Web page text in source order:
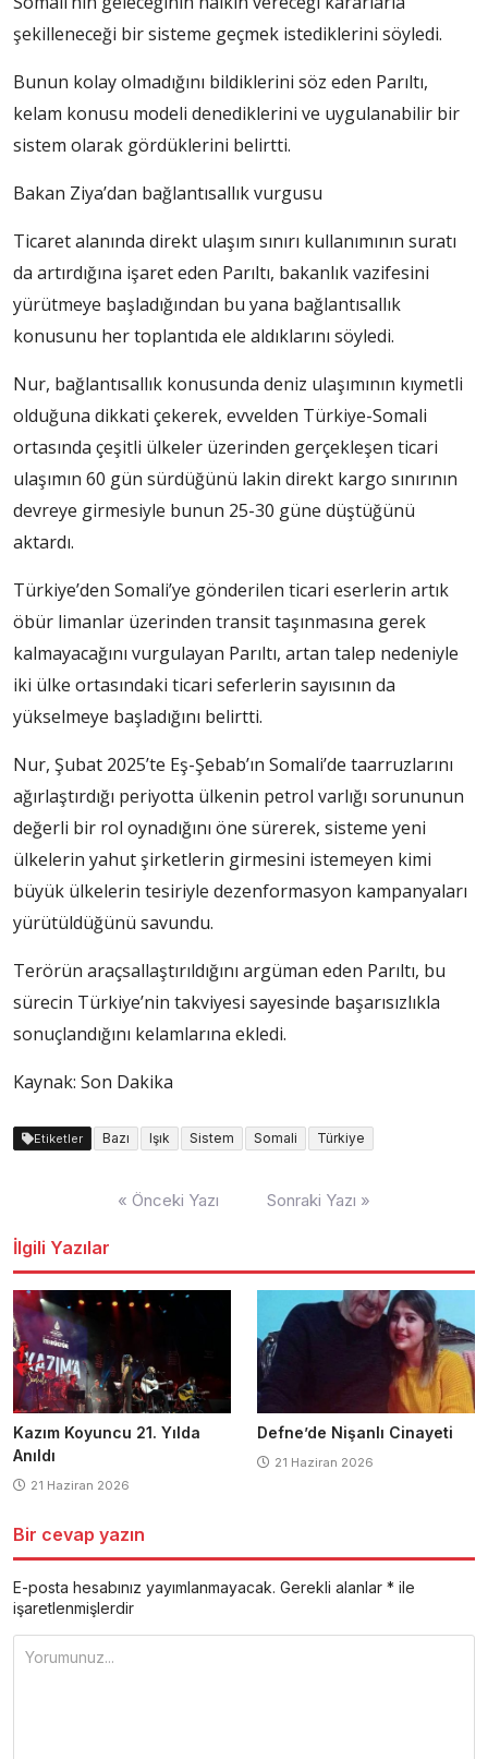
şekilleneceği bir sisteme geçmek istediklerini söyledi.
Bunun kolay olmadığını bildiklerini söz eden Parıltı,
kelam konusu modeli denediklerini ve uygulanabilir bir
sistem olarak gördüklerini belirtti.
Bakan Ziya’dan bağlantısallık vurgusu
Ticaret alanında direkt ulaşım sınırı kullanımının suratı
da artırdığına işaret eden Parıltı, bakanlık vazifesini
yürütmeye başladığından bu yana bağlantısallık
konusunu her toplantıda ele aldıklarını söyledi.
Nur, bağlantısallık konusunda deniz ulaşımının kıymetli
olduğuna dikkati çekerek, evvelden Türkiye-Somali
ortasında çeşitli ülkeler üzerinden gerçekleşen ticari
ulaşımın 60 gün sürdüğünü lakin direkt kargo sınırının
devreye girmesiyle bunun 25-30 güne düştüğünü
aktardı.
Türkiye’den Somali’ye gönderilen ticari eserlerin artık
öbür limanlar üzerinden transit taşınmasına gerek
kalmayacağını vurgulayan Parıltı, artan talep nedeniyle
iki ülke ortasındaki ticari seferlerin sayısının da
yükselmeye başladığını belirtti.
Nur, Şubat 2025’te Eş-Şebab’ın Somali’de taarruzlarını
ağırlaştırdığı periyotta ülkenin petrol varlığı sorununun
değerli bir rol oynadığını öne sürerek, sisteme yeni
ülkelerin yahut şirketlerin girmesini istemeyen kimi
büyük ülkelerin tesiriyle dezenformasyon kampanyaları
yürütüldüğünü savundu.
Terörün araçsallaştırıldığını argüman eden Parıltı, bu
sürecin Türkiye’nin takviyesi sayesinde başarısızlıkla
sonuçlandığını kelamlarına ekledi.
Kaynak: Son Dakika
Etiketler Bazı Işık Sistem Somali Türkiye
« Önceki Yazı Sonraki Yazı »
İlgili Yazılar
Kazım Koyuncu 21. Yılda
Anıldı
21 Haziran 2026
Defne’de Nişanlı Cinayeti
21 Haziran 2026
Bir cevap yazın
E-posta hesabınız yayımlanmayacak. Gerekli alanlar * ile
işaretlenmişlerdir